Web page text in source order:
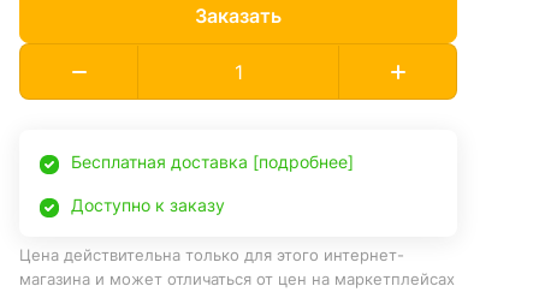
Заказать
Бесплатная доставка [подробнее]
Доступно к заказу
Цена действительна только для этого интернет-
магазина и может отличаться от цен на маркетплейсах